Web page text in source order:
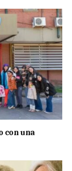
con una